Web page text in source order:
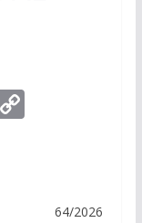
C
64/2026